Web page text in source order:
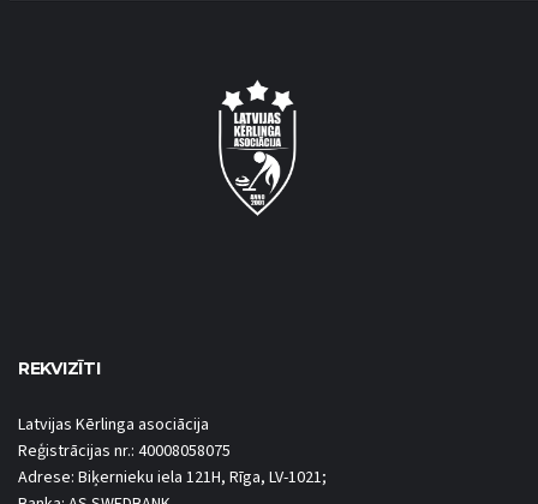
REKVIZĪTI
Latvijas Kērlinga asociācija
Reģistrācijas nr.: 40008058075
Adrese: Biķernieku iela 121H, Rīga, LV-1021;